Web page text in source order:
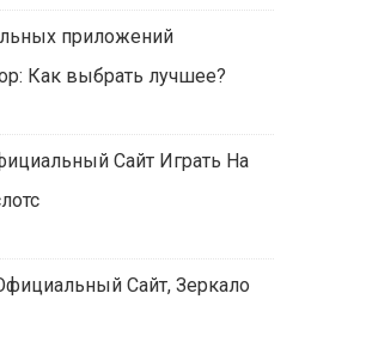
приложений
Как выбрать лучшее?
Сайт Играть На
Сайт, Зеркало